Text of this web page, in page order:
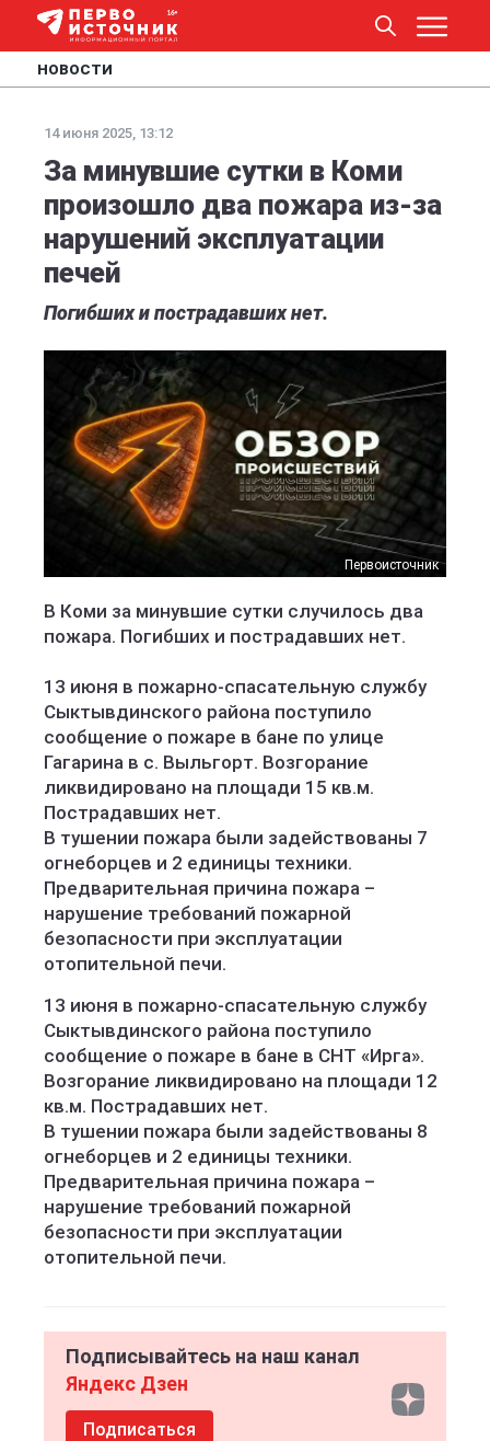
НОВОСТИ
14 июня 2025, 13:12
За минувшие сутки в Коми
произошло два пожара из-за
нарушений эксплуатации
печей
Погибших и пострадавших нет.
Первоисточник
В Коми за минувшие сутки случилось два
пожара. Погибших и пострадавших нет.
13 июня в пожарно-спасательную службу
Сыктывдинского района поступило
сообщение о пожаре в бане по улице
Гагарина в с. Выльгорт. Возгорание
ликвидировано на площади 15 кв.м.
Пострадавших нет.
В тушении пожара были задействованы 7
огнеборцев и 2 единицы техники.
Предварительная причина пожара –
нарушение требований пожарной
безопасности при эксплуатации
отопительной печи.
13 июня в пожарно-спасательную службу
Сыктывдинского района поступило
сообщение о пожаре в бане в СНТ «Ирга».
Возгорание ликвидировано на площади 12
кв.м. Пострадавших нет.
В тушении пожара были задействованы 8
огнеборцев и 2 единицы техники.
Предварительная причина пожара –
нарушение требований пожарной
безопасности при эксплуатации
отопительной печи.
Подписывайтесь на наш канал
Яндекс Дзен
Подписаться